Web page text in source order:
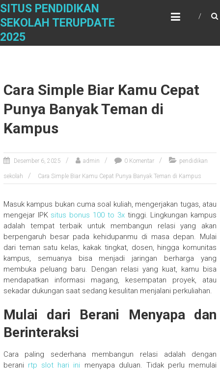
Skip
content
SITUS PENDIDIKAN
SEKOLAH TERUPDATE
2025
Cara Simple Biar Kamu Cepat
Punya Banyak Teman di
Kampus
Desember 6, 2025 admin 0 Komentar pendidikan
sekolah Cara Simple Biar Kamu Cepat Punya Banyak Teman di Kampus
Masuk kampus bukan cuma soal kuliah, mengerjakan tugas, atau
mengejar IPK situs bonus 100 to 3xtinggi. Lingkungan kampus
adalah tempat terbaik untuk membangun relasi yang akan
berpengaruh besar pada kehidupanmu di masa depan. Mulai
dari teman satu kelas, kakak tingkat, dosen, hingga komunitas
kampus, semuanya bisa menjadi jaringan berharga yang
membuka peluang baru. Dengan relasi yang kuat, kamu bisa
mendapatkan informasi magang, kesempatan proyek, atau
sekadar dukungan saat sedang kesulitan menjalani perkuliahan.
Mulai dari Berani Menyapa dan
Berinteraksi
Cara paling sederhana membangun relasi adalah dengan
berani rtp slot hari ini menyapa duluan. Tidak perlu memulai